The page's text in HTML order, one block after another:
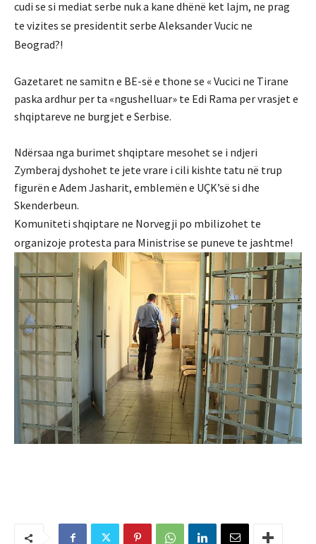
cudi se si mediat serbe nuk a kane dhënë ket lajm, ne prag
te vizites se presidentit serbe Aleksander Vucic ne
Beograd?!
Gazetaret ne samitn e BE-së e thone se « Vucici ne Tirane
paska ardhur per ta «ngushelluar» te Edi Rama per vrasjet e
shqiptareve ne burgjet e Serbise.
Ndërsaa nga burimet shqiptare mesohet se i ndjeri
Zymberaj dyshohet te jete vrare i cili kishte tatu në trup
figurën e Adem Jasharit, emblemën e UÇK’së si dhe
Skenderbeun.
Komuniteti shqiptare ne Norvegji po mbilizohet te
organizoje protesta para Ministrise se puneve te jashtme!